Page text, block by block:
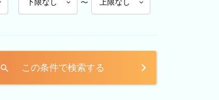
〜
search この条件で検索する